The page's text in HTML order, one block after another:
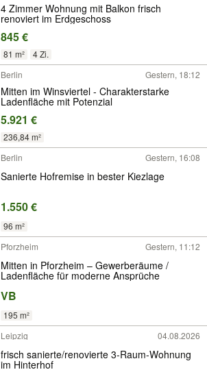
4 Zimmer Wohnung mit Balkon frisch
renoviert im Erdgeschoss
845 €
81 m²
4 Zi.
Berlin
Gestern, 18:12
Mitten im Winsviertel - Charakterstarke
Ladenfläche mit Potenzial
5.921 €
236,84 m²
Berlin
Gestern, 16:08
Sanierte Hofremise in bester Kiezlage
1.550 €
96 m²
Pforzheim
Gestern, 11:12
Mitten in Pforzheim – Gewerberäume /
Ladenfläche für moderne Ansprüche
VB
195 m²
Leipzig
04.08.2026
frisch sanierte/renovierte 3-Raum-Wohnung
im Hinterhof